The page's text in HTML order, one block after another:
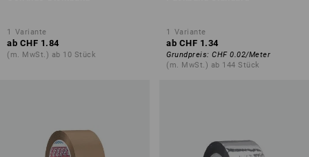
1 Variante
ab CHF 1.84
(m. MwSt.) ab 10 Stück
1 Variante
ab CHF 1.34
Grundpreis: CHF 0.02/Meter
(m. MwSt.) ab 144 Stück